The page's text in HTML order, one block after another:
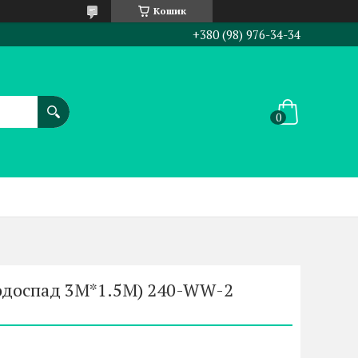
Кошик
+380 (98) 976-34-34
3M*1.5M) 240-WW-2